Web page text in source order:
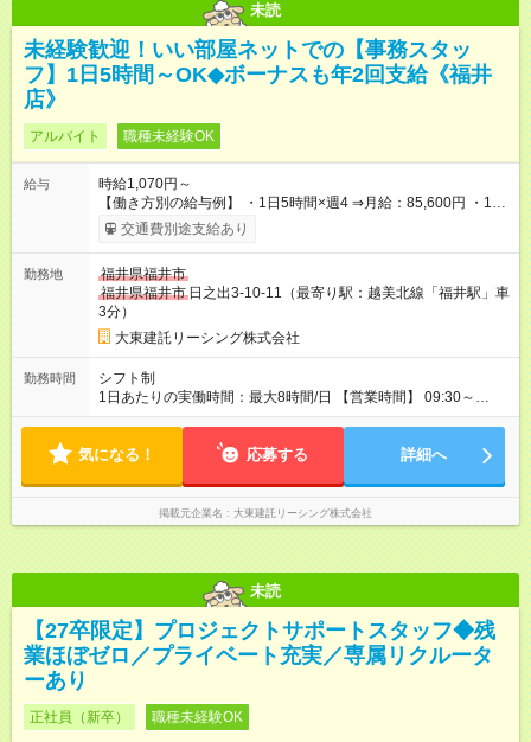
未読
未経験歓迎！いい部屋ネットでの【事務スタッ
フ】1日5時間～OK◆ボーナスも年2回支給《福井
店》
アルバイト 職種未経験OK
給与
時給1,070円～
【働き方別の給与例】 ・1日5時間×週4 ⇒月給：85,600円 ・1日
8時間×週5 ⇒月給：171,200円 ☆ライフスタイルに合わせて柔軟
に働けます！ 《昇給》 あり※会社業績による 《賞与》 年2回あ
月4万円) ●資格手当(宅地建物取引士：1万円/月) 【試用期間】試
用期間なし
交通費別途支給あり
勤務地
福井県福井市
福井県福井市 日之出3-10-11（最寄り駅：越美北線「福井駅」車
3分）
大東建託リーシング株式会社
勤務時間
シフト制
1日あたりの実働時間：最大8時間/日 【営業時間】 09:30～
18:30 ★上記時間内で1日5時間～勤務OK ＼ライフスタイルに合
軽にご相談ください！ ◆1か月ごとのシフト提出制 ◆業務特性お
ます。
気になる！ 応募する 詳細へ
掲載元企業名 大東建託リーシング株式会社
未読
【27卒限定】プロジェクトサポートスタッフ◆残
業ほぼゼロ／プライベート充実／専属リクルータ
ーあり
正社員（新卒） 職種未経験OK